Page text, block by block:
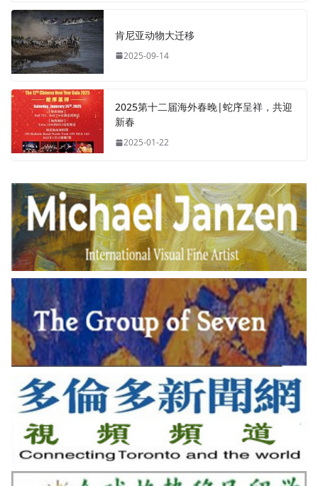
肯尼亚动物大迁移
2025-09-14
2025第十二届海外春晚|蛇序呈祥，共迎
新春
2025-01-22